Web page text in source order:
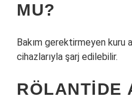
MU?
Bakım gerektirmeyen kuru
cihazlarıyla şarj edilebilir.
RÖLANTIDE